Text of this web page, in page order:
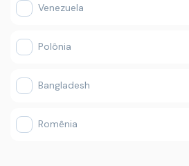
Venezuela
Polônia
Bangladesh
Romênia